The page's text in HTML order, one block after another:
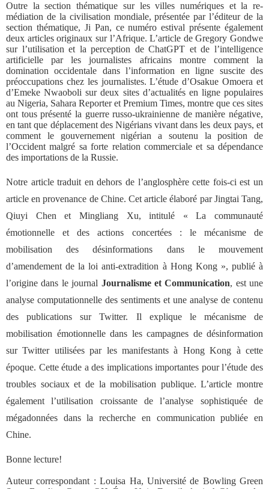
Outre la section thématique sur les villes numériques et la re-
médiation de la civilisation mondiale, présentée par l’éditeur de la
section thématique, Ji Pan, ce numéro estival présente également
deux articles originaux sur l’Afrique. L’article de Gregory Gondwe
sur l’utilisation et la perception de ChatGPT et de l’intelligence
artificielle par les journalistes africains montre comment la
domination occidentale dans l’information en ligne suscite des
préoccupations chez les journalistes. L’étude d’Osakue Omoera et
d’Emeke Nwaoboli sur deux sites d’actualités en ligne populaires
au Nigeria, Sahara Reporter et Premium Times, montre que ces sites
ont tous présenté la guerre russo-ukrainienne de manière négative,
en tant que déplacement des Nigérians vivant dans les deux pays, et
comment le gouvernement nigérian a soutenu la position de
l’Occident malgré sa forte relation commerciale et sa dépendance
des importations de la Russie.
Notre article traduit en dehors de l’anglosphère cette fois-ci est un
article en provenance de Chine. Cet article élaboré par Jingtai Tang,
Qiuyi Chen et Mingliang Xu, intitulé « La communauté
émotionnelle et des actions concertées : le mécanisme de
mobilisation des désinformations dans le mouvement
d’amendement de la loi anti-extradition à Hong Kong », publié à
l’origine dans le journal Journalisme et Communication, est une
analyse computationnelle des sentiments et une analyse de contenu
des publications sur Twitter. Il explique le mécanisme de
mobilisation émotionnelle dans les campagnes de désinformation
sur Twitter utilisées par les manifestants à Hong Kong à cette
époque. Cette étude a des implications importantes pour l’étude des
troubles sociaux et de la mobilisation publique. L’article montre
également l’utilisation croissante de l’analyse sophistiquée de
mégadonnées dans la recherche en communication publiée en
Chine.
Bonne lecture!
Auteur correspondant : Louisa Ha, Université de Bowling Green